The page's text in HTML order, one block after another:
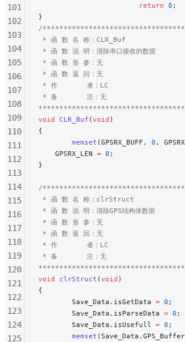
                        return
0 ;
}
/
* 函 数 名 称：CLR_Buf
* 函 数 说 明：清除串口接收的数据
* 函 数 形 参：无
* 函 数 返 回：无
* 作       者：LC
* 备       注：无
void CLR_Buf (void )
{
        memset
(GPSRX_BUFF, 0 ,
    GPSRX_LEN
= 0 ;
}
/
* 函 数 名 称：clrStruct
* 函 数 说 明：清除GPS结构体数据
* 函 数 形 参：无
* 函 数 返 回：无
* 作       者：LC
* 备       注：无
void clrStruct (void )
{
        Save_Data.isGetData
= 0 ;
        Save_Data.isParseData
= 0 ;
        Save_Data.isUsefull
= 0 ;
        memset
101
102
103
104
105
106
107
108
109
110
111
112
113
114
115
116
117
118
119
120
121
122
123
124
125